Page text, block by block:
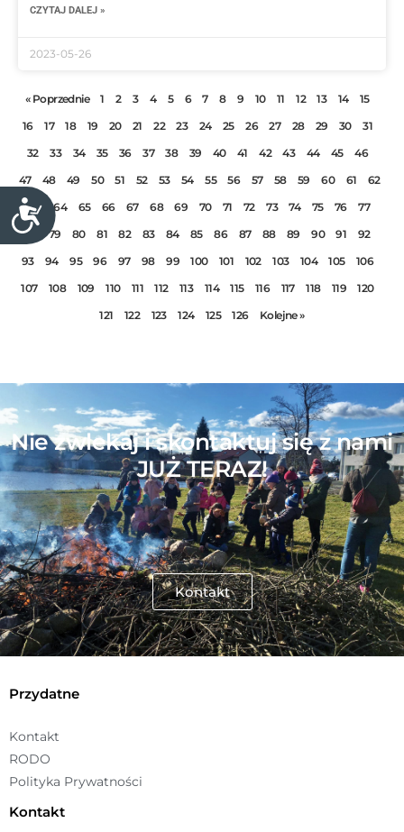
D
o
ę
ś
CZYTAJ DALEJ »
2023-05-26
« Poprzednie 1 2 3 4 5 6 7 8 9 10 11 12 13 14
15
16
17 18 19 20 21 22 23 24 25 26 27 28 29 30
31
32
33 34 35 36 37 38 39 40 41 42 43 44 45
46
47
48 49 50 51 52 53 54 55 56 57 58 59 60 61
62
63
64 65 66 67 68 69 70 71 72 73 74 75 76
77
78
79 80 81 82 83 84 85 86 87 88 89 90 91
92
93
94 95 96 97 98 99 100 101 102 103 104 105
106
107
108 109 110 111 112 113 114 115 116 117 118 119
120
121
122 123 124 125 126 Kolejne »
Nie zwlekaj i skontaktuj się z nami
JUŻ TERAZ!
Kontakt
Przydatne
Kontakt
RODO
Polityka Prywatności
Kontakt